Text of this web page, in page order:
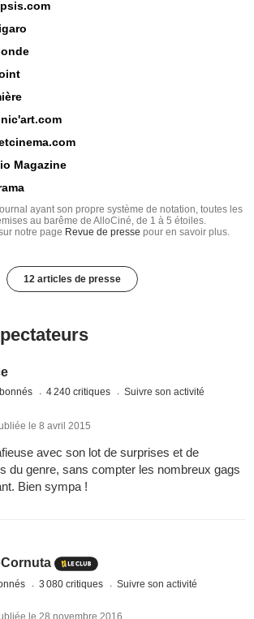
Magazine
ayant son propre système de notation, toutes les
au barême de AlloCiné, de 1 à 5 étoiles.
notre page Revue de presse pour en savoir plus.
12 articles de presse
4 240 critiques Suivre son activité
le 8 avril 2015
avec son lot de surprises et de
du genre, sans compter les nombreux gags
Bien sympa !
3 080 critiques Suivre son activité